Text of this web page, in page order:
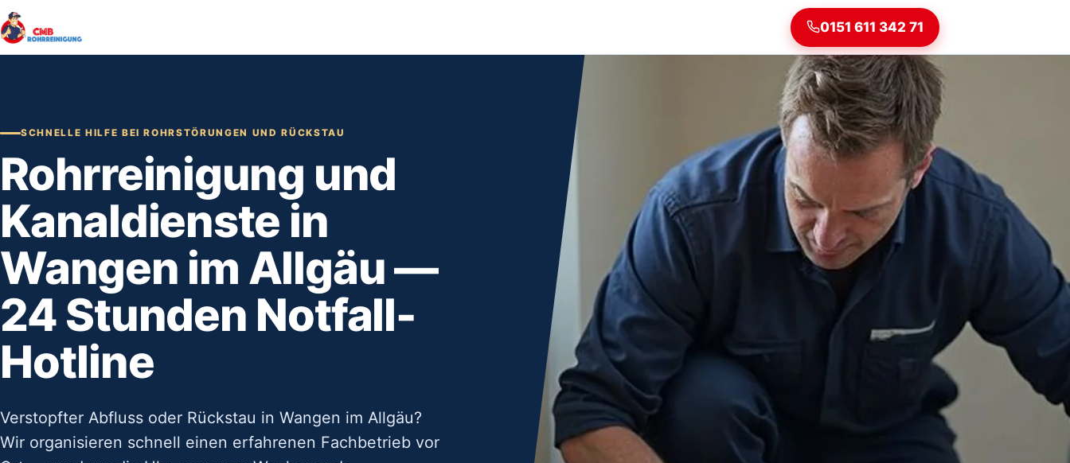
0151 611 342 71
SCHNELLE HILFE BEI ROHRSTÖRUNGEN UND RÜCKSTAU
Rohrreinigung und
Kanaldienste in
Wangen im Allgäu —
24 Stunden Notfall-
Hotline
Verstopfter Abfluss oder Rückstau in Wangen im Allgäu?
Wir organisieren schnell einen erfahrenen Fachbetrieb vor